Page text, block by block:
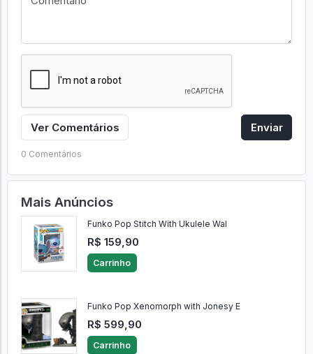
Ver Comentários Enviar
0 Comentários
Mais Anúncios
Funko Pop Stitch With Ukulele Wal
R$ 159,90
Carrinho
Funko Pop Xenomorph with Jonesy E
R$ 599,90
Carrinho